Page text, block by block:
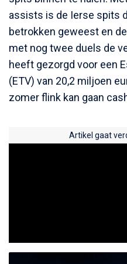
assists is de Ierse spits
betrokken geweest en
met nog twee duels de
heeft gezorgd voor een
(ETV) van 20,2 miljoen
zomer flink kan gaan
Artikel gaat